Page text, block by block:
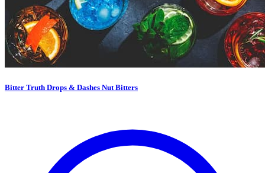
Bitter Truth Drops & Dashes Nut Bitters